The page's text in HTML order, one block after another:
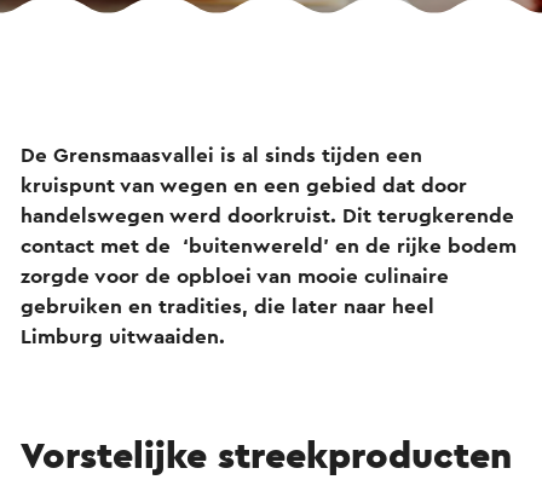
De Grensmaasvallei is al sinds tijden een
kruispunt van wegen en een gebied dat door
handelswegen werd doorkruist. Dit terugkerende
contact met de ‘buitenwereld’ en de rijke bodem
zorgde voor de opbloei van mooie culinaire
gebruiken en tradities, die later naar heel
Limburg uitwaaiden.
Vorstelijke streekproducten